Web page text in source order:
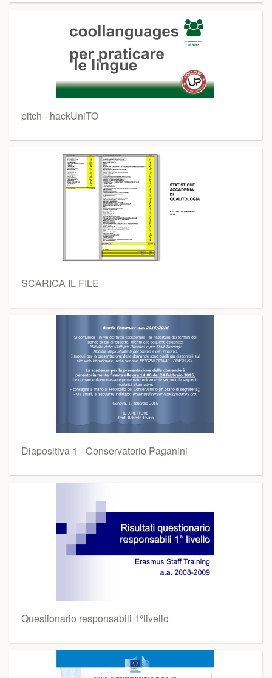
pitch - hackUniTO
SCARICA IL FILE
Diapositiva 1 - Conservatorio Paganini
Questionario responsabili 1°livello